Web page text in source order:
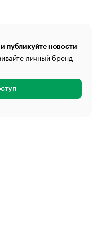
публикуйте новости
личный бренд